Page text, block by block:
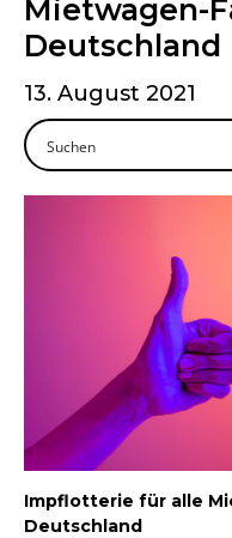
Mietwagen-
Deutschland
13. August 2021
Impflotterie für alle
Deutschland